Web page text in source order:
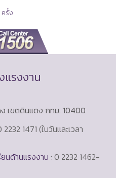
ครั้ง
แรงงาน
เขตดินแดง กทม. 10400
1471 (ในวันและเวลา
นด้านแรงงาน : 0 2232 1462-